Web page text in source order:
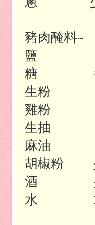
豬肉醃料~
鹽 1/
糖
生粉
雞粉 1/
生抽
麻油
胡椒粉
酒
水